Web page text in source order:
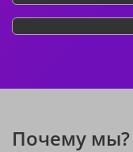
Почему мы?